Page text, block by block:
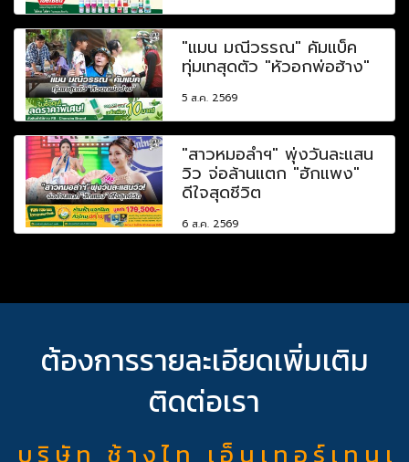
"แมน มณีวรรณ" คัมแบ็ค
ทุ่มเทสุดตัว "หัวอกพ่อฮ้าง"
5 ส.ค. 2569
"สาวหมอลำฯ" พุ่งวันละแสน
วิว จ่อล้านแตก "ฮักแพง"
ดีใจสุดชีวิต
6 ส.ค. 2569
ต้องการรายละเอียดเพิ่มเติม
ติดต่อเรา
บ ริ ษั ท ช้ า ง ไ ท เ อ็ น เ ท อ ร์ เ ท น เ